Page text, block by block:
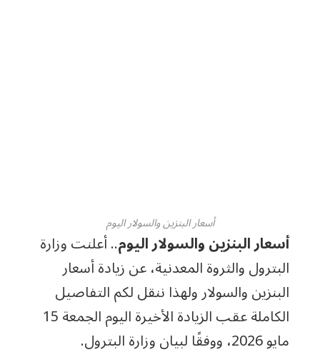
أسعار البنزين والسولار اليوم
أسعار البنزين والسولار اليوم.. أعلنت وزارة
البترول والثروة المعدنية، عن زيادة أسعار
البنزين والسولار ولهذا ننقل لكم التفاصيل
الكاملة عقب الزيادة الأخيرة اليوم الجمعة 15
مايو 2026، ووفقًا لبيان وزارة البترول.